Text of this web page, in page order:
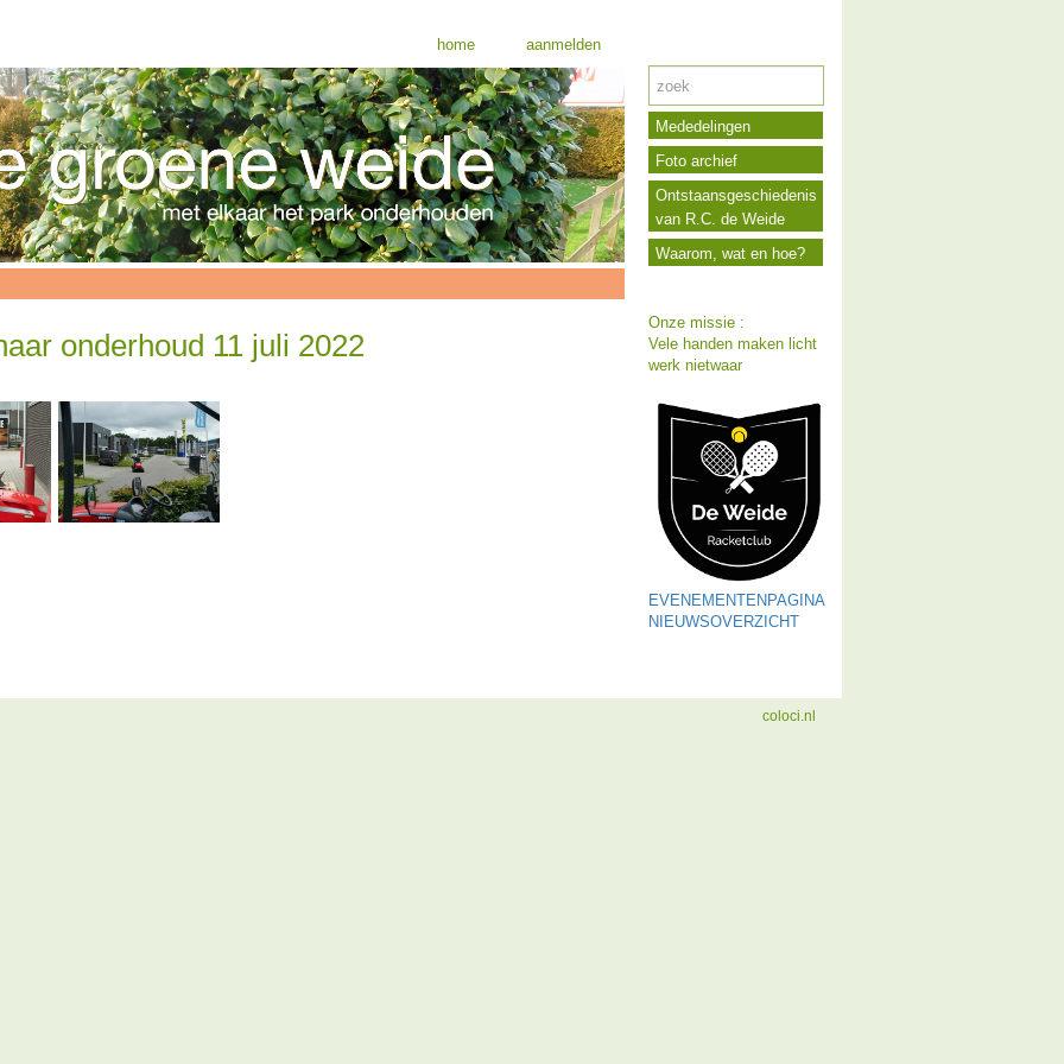
home aanmelden
onderhoud 11 juli 2022
Mededelingen
Foto archief
Ontstaansgeschiedenis
van R.C. de Weide
Waarom, wat en hoe?
Onze missie :
Vele handen maken licht
werk nietwaar
EVENEMENTENPAGINA
NIEUWSOVERZICHT
coloci.nl